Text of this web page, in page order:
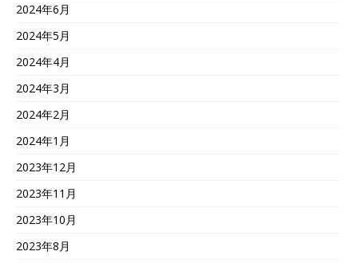
2024年6月
2024年5月
2024年4月
2024年3月
2024年2月
2024年1月
2023年12月
2023年11月
2023年10月
2023年8月